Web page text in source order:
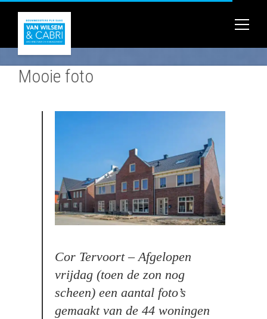
Mooie foto
Cor Tervoort – Afgelopen
vrijdag (toen de zon nog
scheen) een aantal foto’s
gemaakt van de 44 woningen